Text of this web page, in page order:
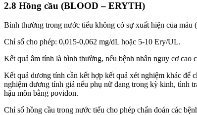
2.8 Hồng cầu (BLOOD – ERYTH)
Bình thường trong nước tiểu không có sự xuất hiện của
Chỉ số cho phép: 0,015-0,062 mg/dL hoặc 5-10 Ery/UL.
Kết quả âm tính là bình thường, nếu bệnh nhân nguy cơ
Kết quả dương tính cần kết hợp kết quả xét nghiệm khác
nghiệm dương tính giả nếu phụ nữ đang trong kỳ kinh, tình
hậu môn bằng povidon.
Chỉ số hồng cầu trong nước tiểu cho phép chẩn đoán các